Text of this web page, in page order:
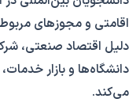
اقامتی و مجوزهای
دلیل اقتصاد صنعتی،
دانشگاه‌ها و بازار
می‌کند.